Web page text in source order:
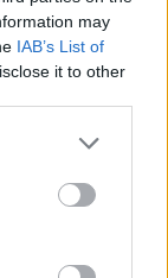
may
IAB’s List of
it to other